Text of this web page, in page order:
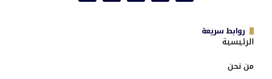
روابط سريعة
الرئيسية
من نحن